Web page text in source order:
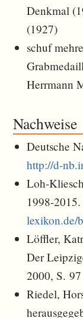
Denkmal
(1927)
schuf
Herrmann
Nachweise
Deutsche
http://d-
Loh-
1998-
lexikon.de/
Löffler,
Der
2000, S. 97
Riedel,